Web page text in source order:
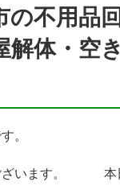
の不用品
解体・空
。
ざいます。 本